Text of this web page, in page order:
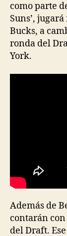
como parte
Suns’,
Bucks, a
ronda del
York.
Además de
contarán
del Draft.